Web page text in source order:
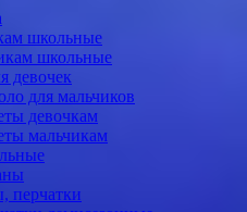
школьные
школьные
девочек
для мальчиков
девочкам
мальчикам
перчатки